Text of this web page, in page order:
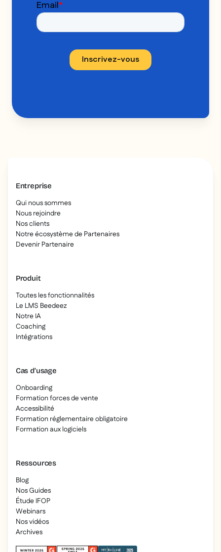
Entreprise
Qui nous sommes
Nous rejoindre
Nos clients
Notre écosystème de Partenaires
Devenir Partenaire
Produit
Toutes les fonctionnalités
Le LMS Beedeez
Notre IA
Coaching
Intégrations
Cas d’usage
Onboarding
Formation forces de vente
Accessibilité
Formation réglementaire obligatoire
Formation aux logiciels
Ressources
Blog
Nos Guides
Étude IFOP
Webinars
Nos vidéos
Archives